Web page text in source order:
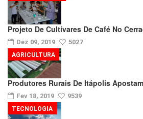
Projeto De Cultivares De Café No
Dez 09, 2019 5027
Produtores Rurais De Itápolis
Fev 18, 2019 9539
AGRICULTURA
TECNOLOGIA